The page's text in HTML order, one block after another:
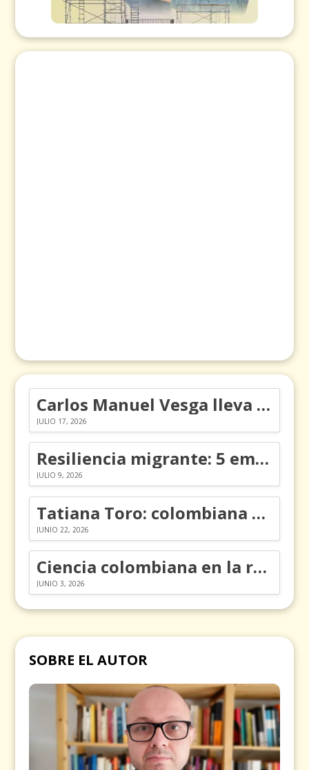
Carlos Manuel Vesga lleva el nombre de Colombia a los Emmy
JULIO 17, 2026
Resiliencia migrante: 5 emociones y cómo gestionarlas
JULIO 9, 2026
Tatiana Toro: colombiana que cambió la historia de las matemáticas
JUNIO 22, 2026
Ciencia colombiana en la revolución de los órganos en chips
JUNIO 3, 2026
SOBRE EL AUTOR